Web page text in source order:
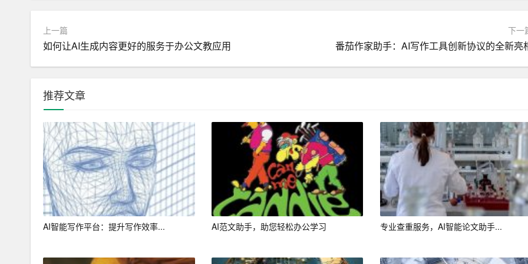
随着AI技术的不断进步，AI写作助手在智能写作领域的应用将越来越广泛。在未来，我们可以期待以下几个方面
2. 跨语言写作：AI写作助手将能够支持多种语言，实现跨语言写作，为全球用户提供高质量的写作服务。
3. 智能协作：AI写作助手可以与其他AI助手协同工作，实现多领域的智能写作。
4. 创作辅助：AI写作助手不仅可以独立完成写作任务，还可以辅助人类作家进行创作，提高写作效率。
总之，智能写作的艺术与科学是相辅相成的。在AI技术的推动下，智能写作将不断进步，为人类带来更高质量、
更具艺术价值的写作作品。同时，我们也要关注智能写作在发展过程中可能带来的伦理和版权等问题，确保科技
的发展符合社会规范。
上一篇
如何让AI生成内容更好的服务于办公文教应用
下一
番茄作家助手：AI写作工具创新协议的全新亮
推荐文章
AI智能写作平台：提升写作效率... AI范文助手，助您轻松办公学习 专业查重服务，AI智能论文助手...